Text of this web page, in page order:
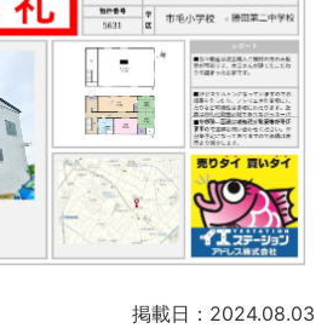
掲載日：2024.08.03